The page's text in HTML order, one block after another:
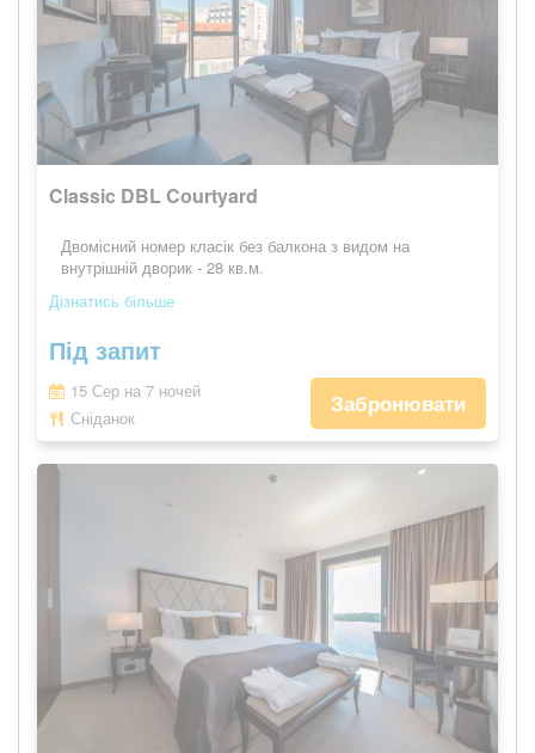
Classic DBL Courtyard
Двомісний номер класік без балкона з видом на
внутрішній дворик - 28 кв.м.
Дізнатись більше
Під запит
15 Сер на 7 ночей
Сніданок
Забронювати